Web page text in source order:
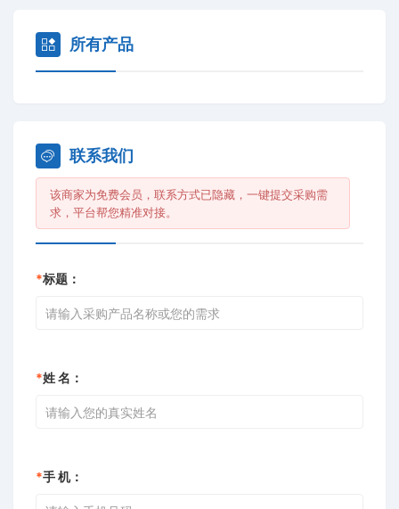
的技术研发与工程施工中积累了大量的经验，在水处理行业
体、泥沙、黏土、色素、颗粒物质等杂质都能有效的去除，
降低水浊度，使水质澄清，具有良好的信誉，与多家企业建
立友好的合作关系。
所有产品
联系我们
该商家为免费会员，联系方式已隐藏，一键提交采购需
求，平台帮您精准对接。
*标题：
*姓 名：
*手 机：